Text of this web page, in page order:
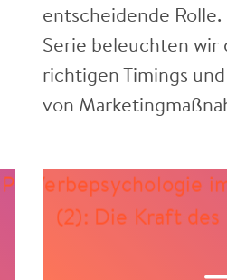
entscheidende
Serie beleuchten wir
richtigen Timings
von